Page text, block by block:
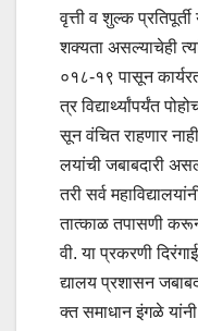
वृत्ती व शुल्क
शक्यता असल्याचेही
०१८-१९ पासून
त्र विद्यार्थ्यांपर्यंत
सून वंचित राहणार
लयांची जबाबदारी
तरी सर्व
तात्काळ तपासणी
वी. या प्रकरणी
द्यालय प्रशासन
क्त समाधान इंगळे